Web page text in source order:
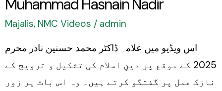
Muhammad Hasnain Nadir
Majalis, NMC Videos / admin
اس ویڈیو میں علامہ ڈاکٹر محمد حسنین نادر محرم
2025 کے موقع پر دینِ اسلام کی تشکیل و ترویج کے
نازک عمل پر گفتگو کرتے ہیں۔ وہ اس بات پر زور
Hasnain
Nadir